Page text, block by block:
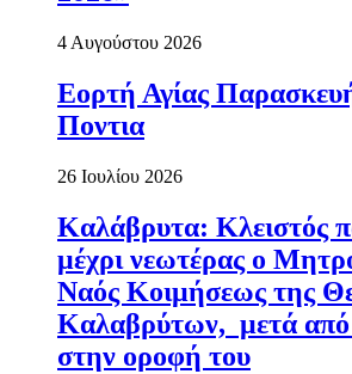
4 Αυγούστου 2026
Εορτή Αγίας
Ποντια
26 Ιουλίου 2026
Καλάβρυτα: Κλειστός
μέχρι νεωτέρας ο
Ναός Κοιμήσεως της
Καλαβρύτων, μετά από
στην οροφή του